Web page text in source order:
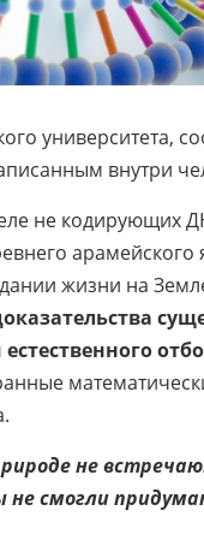
университета,
внутри
не кодирующих
жизни на
не
смогли